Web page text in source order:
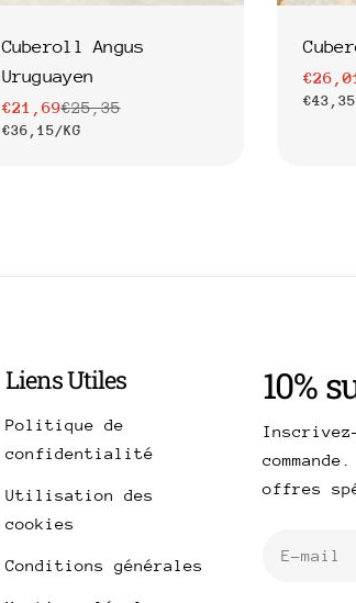
Cuberoll Angus
Uruguayen
Prix
€21,69
Prix
€25,35
PRIX
€36,15/PAR
KG
Prix
​​
Prix
​​PRIX
€43,35
Liens Utiles
Politique de
confidentialité
Utilisation des
cookies
Conditions générales
10%
offres